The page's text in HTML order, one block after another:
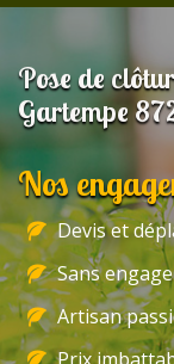
Pose de
Gartempe
Nos
Devis et
Sans
Artisan